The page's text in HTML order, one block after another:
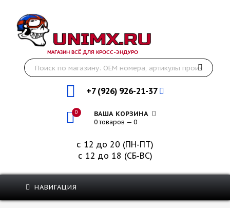
МАГАЗИН ВСЁ ДЛЯ КРОСС-ЭНДУРО
+7 (926) 926-21-37
0 ВАША КОРЗИНА
0 товаров — 0
с 12 до 20 (ПН-ПТ)
с 12 до 18 (СБ-ВС)
НАВИГАЦИЯ